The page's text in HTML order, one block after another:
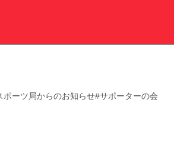
ポーツ局からのお知らせ#サポーターの会